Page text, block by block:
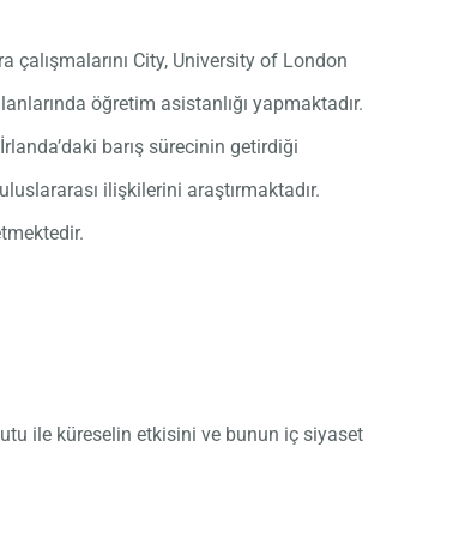
çalışmalarını City, University of London
öğretim asistanlığı yapmaktadır.
barış sürecinin getirdiği
ilişkilerini araştırmaktadır.
ile küreselin etkisini ve bunun iç siyaset